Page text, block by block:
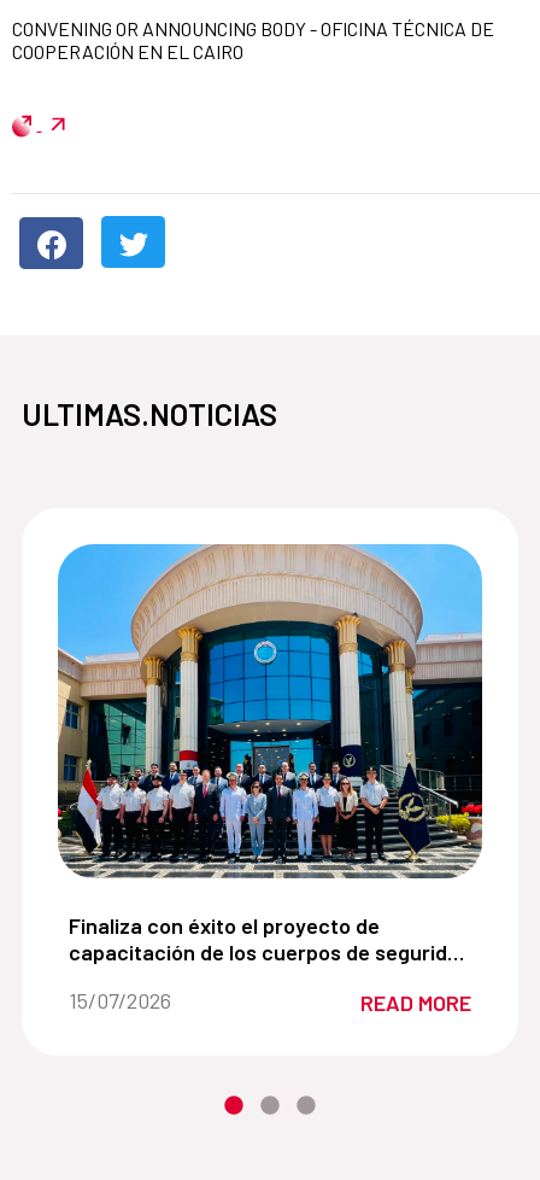
CONVENING OR ANNOUNCING BODY - OFICINA TÉCNICA DE
COOPERACIÓN EN EL CAIRO
ULTIMAS.NOTICIAS
para víctimas de violencia de género de la
Finaliza con éxito el proyecto de capacitación
Finaliza con éxito el proyecto de
capacitación de los cuerpos de seguridad
Interior de España
Date of the news::
15/07/2026 READ MORE